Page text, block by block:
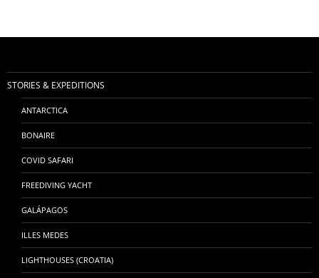
STORIES & EXPEDITIONS
ANTARCTICA
BONAIRE
COVID SAFARI
FREEDIVING YACHT
GALÁPAGOS
ILLES MEDES
LIGHTHOUSES (CROATIA)